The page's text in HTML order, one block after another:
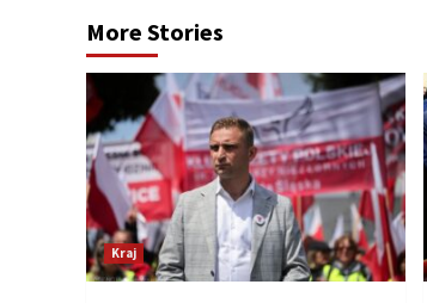
More Stories
Kraj